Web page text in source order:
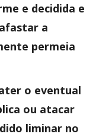
e decidida e
a
permeia
o eventual
ou atacar
liminar no